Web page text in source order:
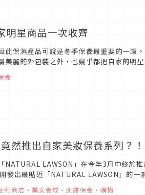
明星商品一次收齊
此保濕產品可說是冬季保養最重要的一環
美麗的外包裝之外，也幾乎都把自家的明
養
然推出自家美妝保養系列？
NATURAL LAWSON」在今年3月中終於
發出最貼近「NATURAL LAWSON」的
利商店 、 美女養成 、 肌膚保養 、 購物